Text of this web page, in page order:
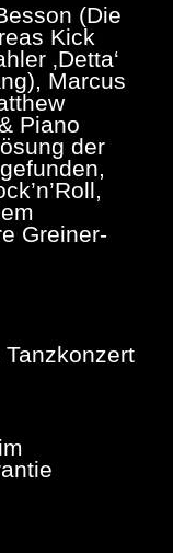
(Die
Kick
‚Detta‘
Marcus
Piano
der
Greiner-